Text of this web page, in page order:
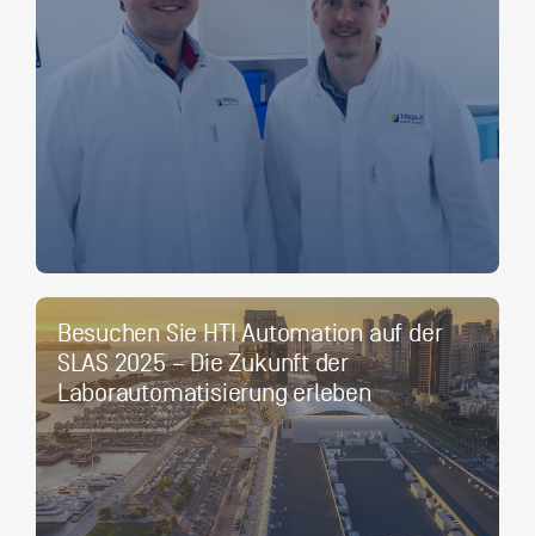
Besuchen Sie HTI Automation auf der
SLAS 2025 – Die Zukunft der
Laborautomatisierung erleben